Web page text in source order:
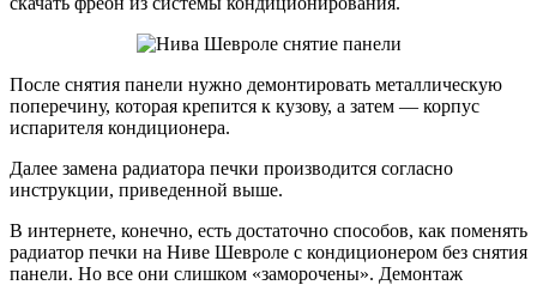
После снятия панели нужно демонтировать металлическую
поперечину, которая крепится к кузову, а затем — корпус
испарителя кондиционера.
Далее замена радиатора печки производится согласно
инструкции, приведенной выше.
В интернете, конечно, есть достаточно способов, как поменять
радиатор печки на Ниве Шевроле с кондиционером без снятия
панели. Но все они слишком «заморочены». Демонтаж